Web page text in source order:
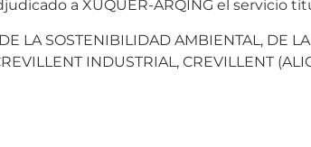
a XÚQUER-ARQING el servicio
LA SOSTENIBILIDAD AMBIENTAL, DE
INDUSTRIAL, CREVILLENT